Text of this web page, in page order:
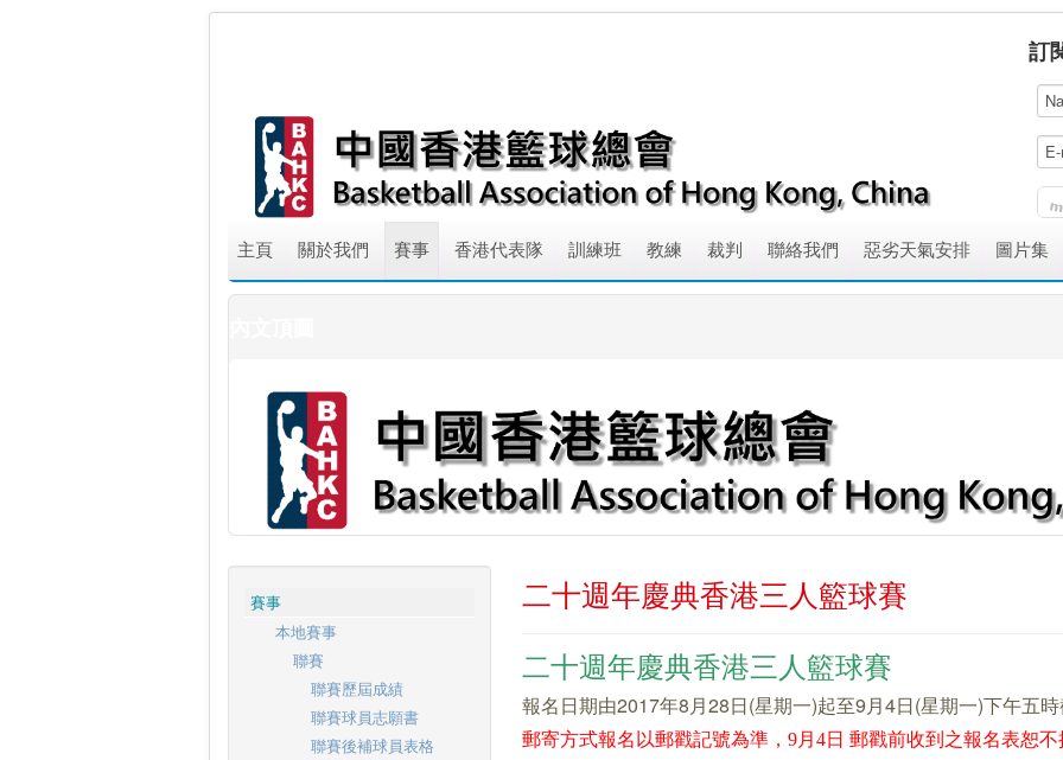
訂
主頁 關於我們 賽事 香港代表隊 訓練班 教練 裁判 聯絡我們 惡劣天氣安排 圖片集
賽事
本地賽事
聯賽
聯賽歷屆成績
聯賽球員志願書
聯賽後補球員表格
二十週年慶典香港三人籃球賽
二十週年慶典香港三人籃球賽
報名日期由2017年8月28日(星期一)起至9月4日(星期一)下午五
郵寄方式報名以郵戳記號為準，9月4日 郵戳前收到之報名表恕不